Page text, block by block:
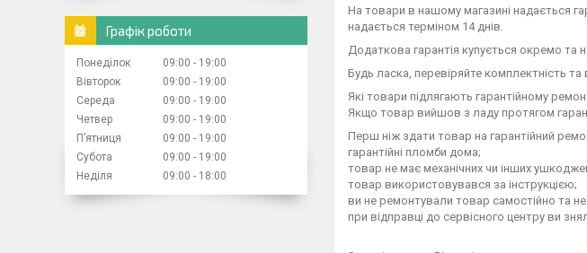
На товари в нашому магазині надається
надається терміном 14 днів.
Додаткова гарантія купується окремо та
Будь ласка, перевіряйте комплектність та
Які товари підлягають гарантійному
Якщо товар вийшов з ладу протягом
Перш ніж здати товар на гарантійний
гарантійні пломби дома;
товар не має механічних чи інших
товар використовувався за інструкцією;
ви не ремонтували товар самостійно та не
при відправці до сервісного центру ви
Графік роботи
Понеділок 09:00
19:00
Вівторок
09:00
19:00
Середа
09:00
19:00
Четвер
09:00
19:00
Пʼятниця
09:00
19:00
Субота
09:00
19:00
Неділя
09:00 18:00